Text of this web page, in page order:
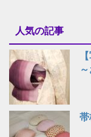
人気の記事